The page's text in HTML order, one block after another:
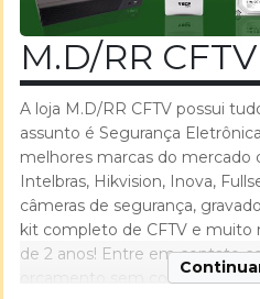
M.D/RR CFTV
A loja M.D/RR CFTV possui
assunto é Segurança
melhores marcas do mercado
Intelbras, Hikvision, Inova,
câmeras de segurança,
kit completo de CFTV e muito
de 2 anos! Entre em contato
orçamento sem compromisso.